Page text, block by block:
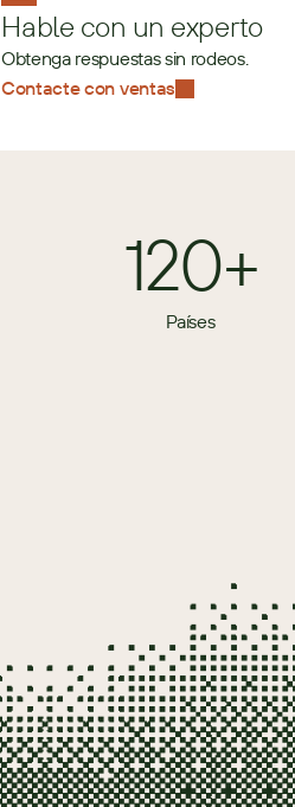
Hable con un experto
Obtenga respuestas sin rodeos.
Contacte con ventas
120+
Países